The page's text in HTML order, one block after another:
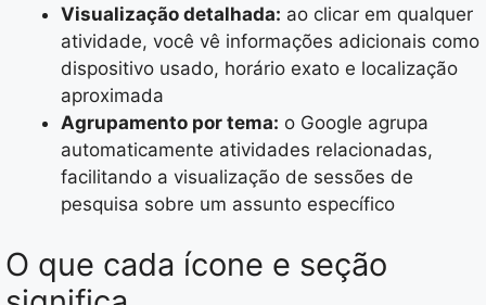
Visualização detalhada: ao clicar em qualquer
atividade, você vê informações adicionais como
dispositivo usado, horário exato e localização
aproximada
Agrupamento por tema: o Google agrupa
automaticamente atividades relacionadas,
facilitando a visualização de sessões de
pesquisa sobre um assunto específico
O que cada ícone e seção